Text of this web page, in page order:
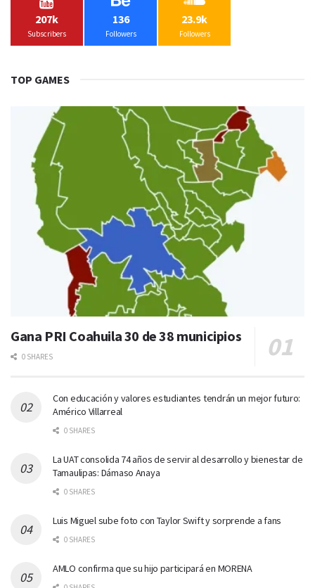
207k
Subscribers
136
Followers
23.9k
Followers
TOP GAMES
Gana PRI Coahuila 30 de 38 municipios
0 SHARES
Con educación y valores estudiantes tendrán un mejor futuro:
Américo Villarreal
0 SHARES
La UAT consolida 74 años de servir al desarrollo y bienestar de
Tamaulipas: Dámaso Anaya
0 SHARES
Luis Miguel sube foto con Taylor Swift y sorprende a fans
0 SHARES
AMLO confirma que su hijo participará en MORENA